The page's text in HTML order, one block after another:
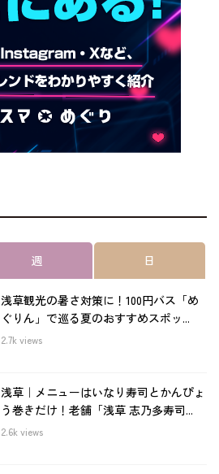
週 日
浅草観光の暑さ対策に！100円バス「め
ぐりん」で巡る夏のおすすめスポッ...
2.7k views
浅草｜メニューはいなり寿司とかんぴょ
う巻きだけ！老舗「浅草 志乃多寿司...
2.6k views